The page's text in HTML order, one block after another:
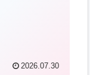
2026.07.30